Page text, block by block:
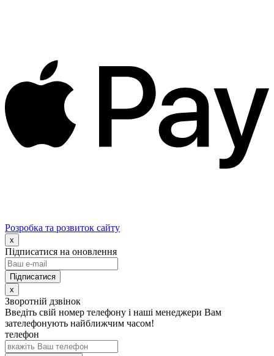
Розробка та розвиток сайту
x
Підписатися на оновлення
x
Зворотній дзвінок
Введіть свій номер телефону і наші менеджери Вам
зателефонують найближчим часом!
телефон